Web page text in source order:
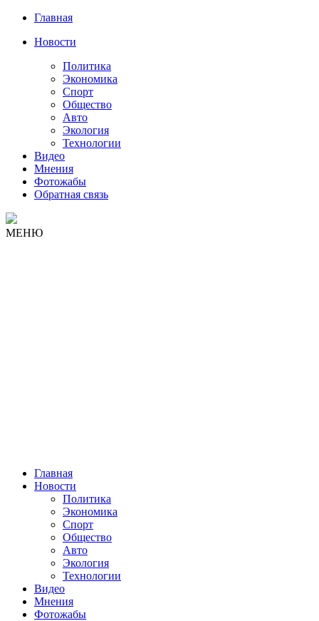
Главная
Новости
Политика
Экономика
Спорт
Общество
Авто
Экология
Технологии
Видео
Мнения
Фотожабы
Обратная связь
МЕНЮ
Главная
Новости
Политика
Экономика
Спорт
Общество
Авто
Экология
Технологии
Видео
Мнения
Фотожабы